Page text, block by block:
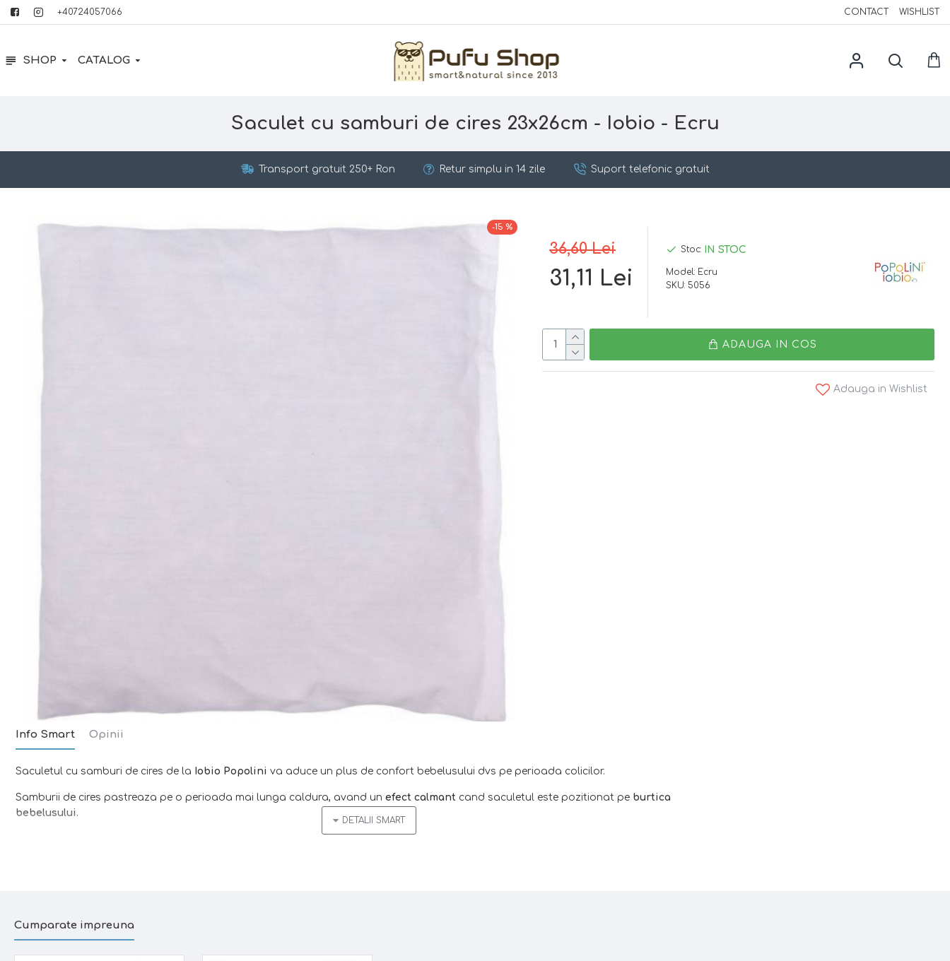
+40724057066 CONTACT WISHLIST
SHOP CATALOG
Saculet cu samburi de cires 23x26cm - Iobio - Ecru
Transport gratuit 250+ Ron Retur simplu in 14 zile Suport telefonic gratuit
-15 %
36,60 Lei
31,11 Lei
Stoc: IN STOC
Model: Ecru
SKU: 5056
ADAUGA IN COS
Adauga in Wishlist
Info Smart Opinii
Saculetul cu samburi de cires de la Iobio Popolini va aduce un plus de confort bebelusului dvs pe perioada colicilor.
Samburii de cires pastreaza pe o perioada mai lunga caldura, avand un efect calmant cand saculetul este pozitionat pe burtica
bebelusului.
Cumparate impreuna